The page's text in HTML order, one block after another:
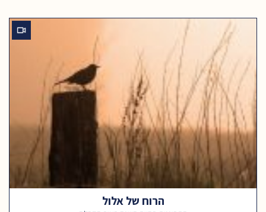
הרוח של אלול